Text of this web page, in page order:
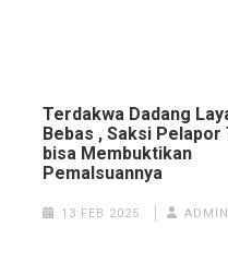
Terdakwa Dadang
Bebas , Saksi Pelapor
bisa Membuktikan
Pemalsuannya
13 FEB 2025 ADMIN